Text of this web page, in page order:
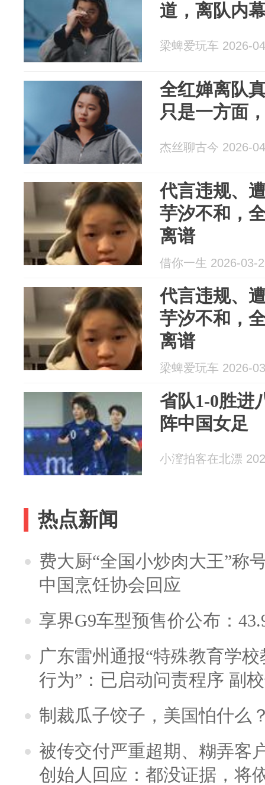
道，离队内
梁蜱爱玩车 2026-
全红婵离队
只是一方面
杰丝聊古今 2026-
代言违规、
芋汐不和，
离谱
借你一生 2026-03-
代言违规、
芋汐不和，
离谱
梁蜱爱玩车 2026-
省队1-0胜进
阵中国女足
小潌拍客在北漂
热点新闻
费大厨“全国小炒肉大王”称
中国烹饪协会回应
享界G9车型预售价公布：
广东雷州通报“特殊教育学
行为”：已启动问责程序 副
制裁瓜子饺子，美国怕什么
被传交付严重超期、糊弄客
创始人回应：都没证据，将